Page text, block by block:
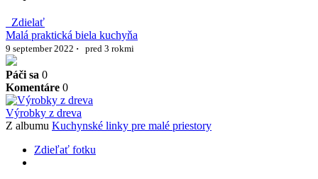
Zdielať
Malá praktická biela kuchyňa
9 september 2022 · pred 3 rokmi
Páči sa 0
Komentáre 0
Výrobky z dreva
Z albumu Kuchynské linky pre malé priestory
Zdieľať fotku